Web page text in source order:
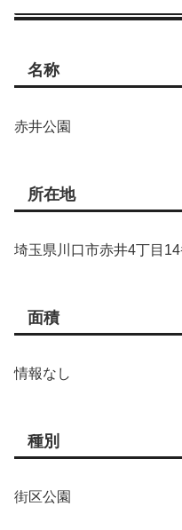
名称
赤井公園
所在地
埼玉県川口市赤井4丁目14
面積
情報なし
種別
街区公園